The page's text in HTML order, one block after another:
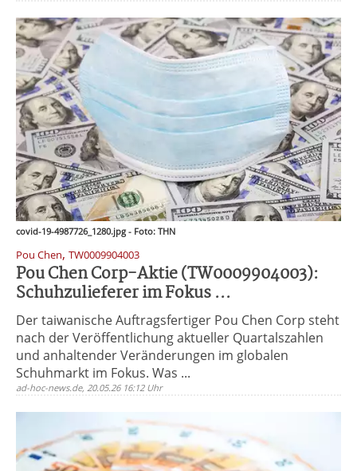
covid-19-4987726_1280.jpg - Foto: THN
Pou Chen, TW0009904003
Pou Chen Corp-Aktie (TW0009904003):
Schuhzulieferer im Fokus ...
Der taiwanische Auftragsfertiger Pou Chen Corp steht
nach der Veröffentlichung aktueller Quartalszahlen
und anhaltender Veränderungen im globalen
Schuhmarkt im Fokus. Was ...
ad-hoc-news.de, 20.05.26 16:12 Uhr